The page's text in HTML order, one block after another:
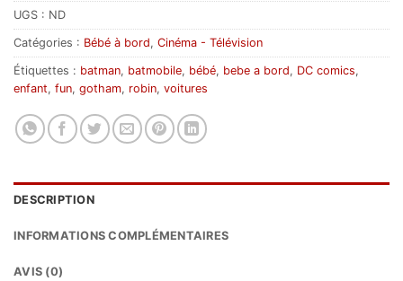
UGS : ND
Catégories : Bébé à bord, Cinéma - Télévision
Étiquettes : batman, batmobile, bébé, bebe a bord, DC comics,
enfant, fun, gotham, robin, voitures
DESCRIPTION
INFORMATIONS COMPLÉMENTAIRES
AVIS (0)